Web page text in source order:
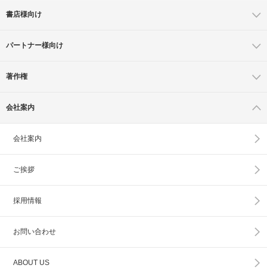
書店様向け
パートナー様向け
著作権
会社案内
会社案内
ご挨拶
採用情報
お問い合わせ
ABOUT US